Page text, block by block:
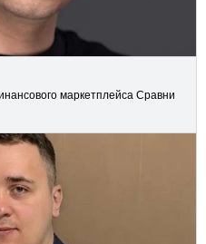
маркетплейса Сравни